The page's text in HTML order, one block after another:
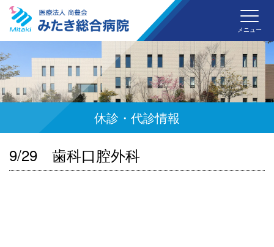
みた
メニュー
休診・代診情報
9/29 歯科口腔外科